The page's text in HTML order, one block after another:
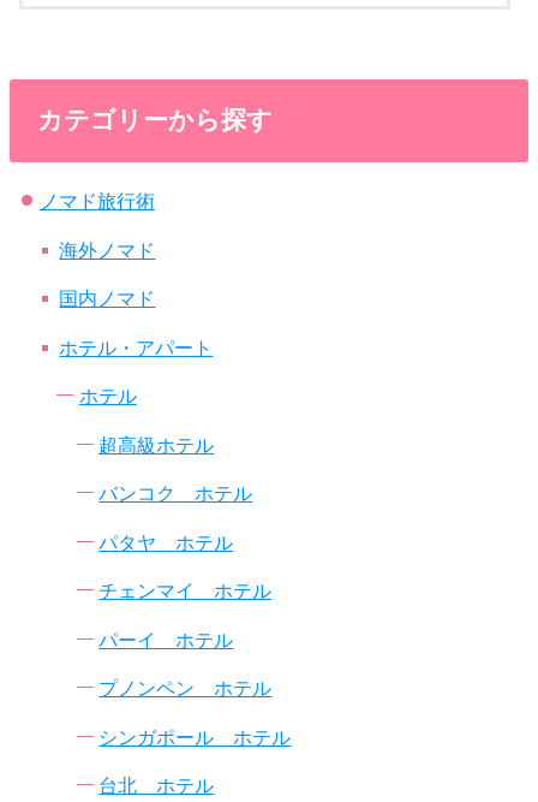
カテゴリーから探す
ノマド旅行術
海外ノマド
国内ノマド
ホテル・アパート
ホテル
超高級ホテル
バンコク ホテル
パタヤ ホテル
チェンマイ ホテル
パーイ ホテル
プノンペン ホテル
シンガポール ホテル
台北 ホテル